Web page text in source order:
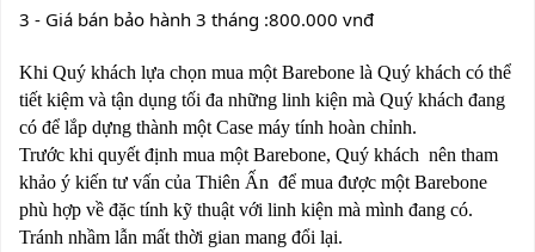
3 - Giá bán bảo hành 3 tháng :800.000 vnđ
Khi Quý khách lựa chọn mua một Barebone là Quý khách có thể
tiết kiệm và tận dụng tối đa những linh kiện mà Quý khách đang
có để lắp dựng thành một Case máy tính hoàn chỉnh.
Trước khi quyết định mua một Barebone, Quý khách nên tham
khảo ý kiến tư vấn của Thiên Ấn để mua được một Barebone
phù hợp về đặc tính kỹ thuật với linh kiện mà mình đang có.
Tránh nhầm lẫn mất thời gian mang đổi lại.